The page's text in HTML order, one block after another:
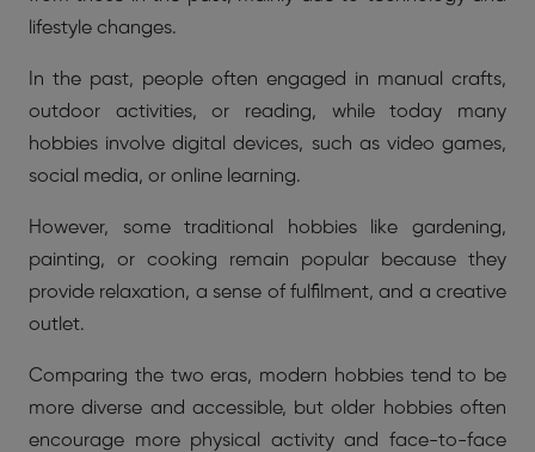
lifestyle changes.
In the past, people often engaged in manual crafts,
outdoor activities, or reading, while today many
hobbies involve digital devices, such as video games,
social media, or online learning.
However, some traditional hobbies like gardening,
painting, or cooking remain popular because they
provide relaxation, a sense of fulfilment, and a creative
outlet.
Comparing the two eras, modern hobbies tend to be
more diverse and accessible, but older hobbies often
encourage more physical activity and face-to-face